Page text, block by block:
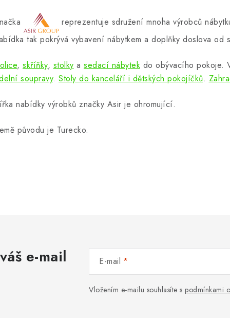
reprezentuje sdružení mnoha výrobců
tak pokrývá vybavení nábytkem a doplňky doslova od
, skříňky, stolky a sedací nábytek do obývacího pokoje.
soupravy. Stoly do kanceláří i dětských pokojíčků.
nabídky výrobků značky Asir je ohromující.
původu je Turecko.
e-mail E-mail
Vložením e-mailu souhlasíte s podmínkami